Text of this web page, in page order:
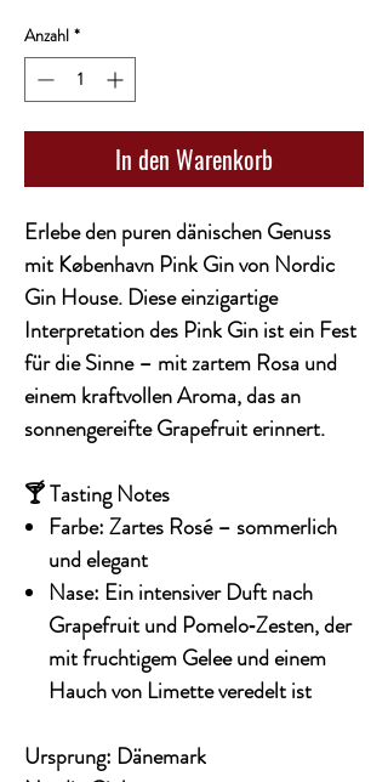
pro
1
Liter
Anzahl *
In den Warenkorb
Erlebe den puren dänischen Genuss
mitKøbenhavn Pink Ginvon Nordic
Gin House. Diese einzigartige
Interpretation des Pink Gin ist ein Fest
für die Sinne – mit zartem Rosa und
einem kraftvollen Aroma, das an
sonnengereifte Grapefruit erinnert.
🍸 Tasting Notes
Farbe:Zartes Rosé – sommerlich
und elegant
Nase: Ein intensiver Duft nach
Grapefruit und Pomelo‑Zesten, der
mit fruchtigem Gelee und einem
Hauch von Limette veredelt ist
Ursprung: Dänemark